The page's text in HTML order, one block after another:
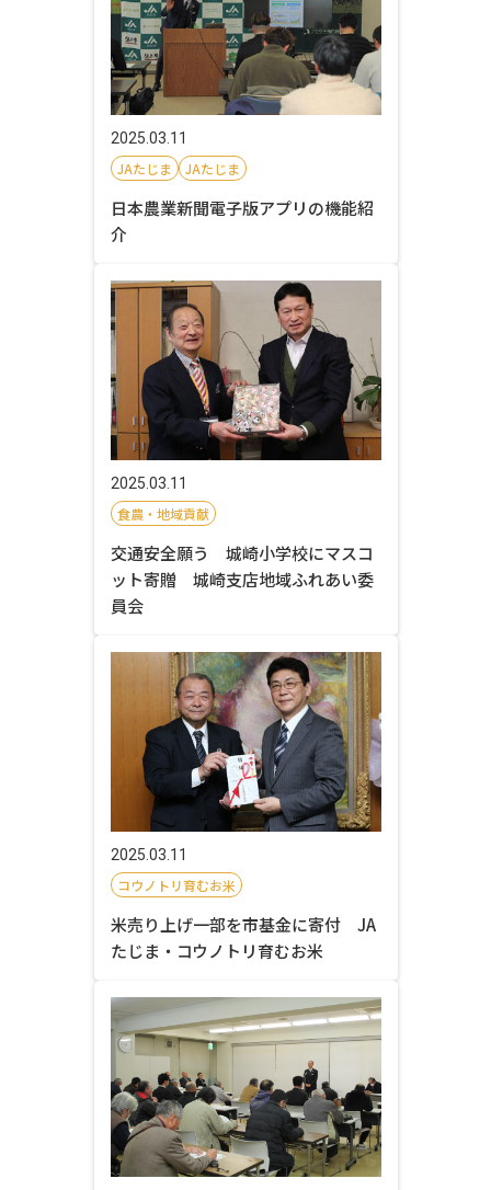
2025.03.11
JAたじま JAたじま
日本農業新聞電子版アプリの機能紹
介
2025.03.11
食農・地域貢献
交通安全願う 城崎小学校にマスコ
ット寄贈 城崎支店地域ふれあい委
員会
2025.03.11
コウノトリ育むお米
米売り上げ一部を市基金に寄付 JA
たじま・コウノトリ育むお米